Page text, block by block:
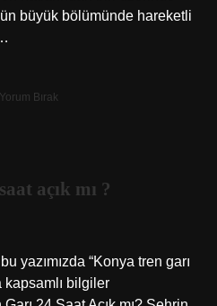
büyük bölümünde hareketli
Yorum Bırak
açık mı ?
yazımızda “Konya tren garı
kapsamlı bilgiler